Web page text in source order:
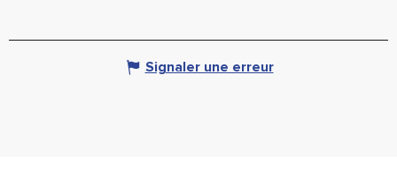
Signaler une erreur